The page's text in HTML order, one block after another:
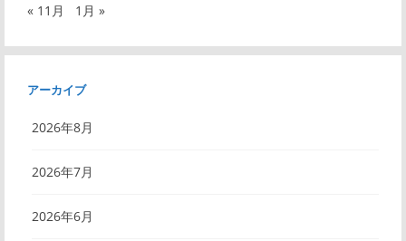
« 11月
1月 »
アーカイブ
2026年8月
2026年7月
2026年6月